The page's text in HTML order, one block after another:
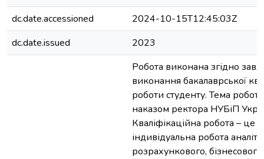
dc.date.accessioned
2024-10-15T12:45:03Z
dc.date.issued
2023
Робота виконана згідно
виконання бакалаврської
роботи студенту. Тема
наказом ректора НУБіП
Кваліфікаційна робота – це
індивідуальна робота
розрахункового,